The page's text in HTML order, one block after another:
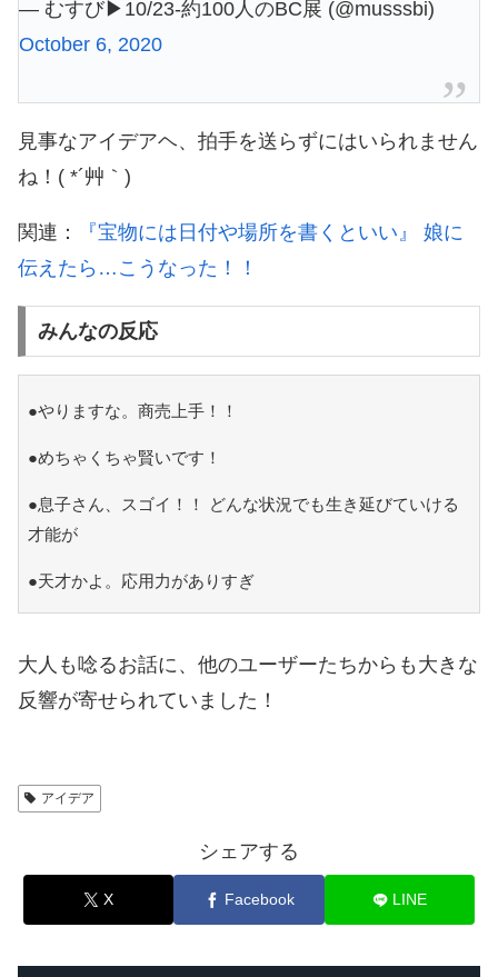
— むすび▶︎10/23-約100人のBC展 (@musssbi)
October 6, 2020
見事なアイデアヘ、拍手を送らずにはいられません
ね！( *´艸｀)
関連：
『宝物には日付や場所を書くといい』 娘に
伝えたら…こうなった！！
みんなの反応
●やりますな。商売上手！！
●めちゃくちゃ賢いです！
●息子さん、スゴイ！！ どんな状況でも生き延びていける
才能が
●天才かよ。応用力がありすぎ
大人も唸るお話に、他のユーザーたちからも大きな
反響が寄せられていました！
アイデア
シェアする
X Facebook LINE